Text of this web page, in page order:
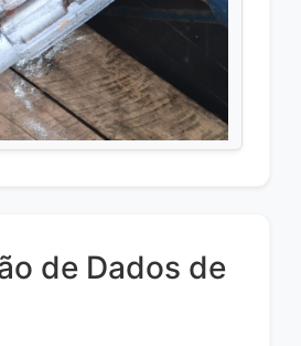
de Dados de